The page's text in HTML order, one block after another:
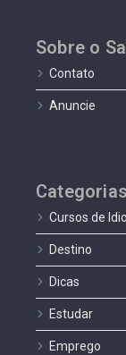
Sobre o
Contato
Anuncie
Cursos de
Destino
Dicas
Estudar
Emprego